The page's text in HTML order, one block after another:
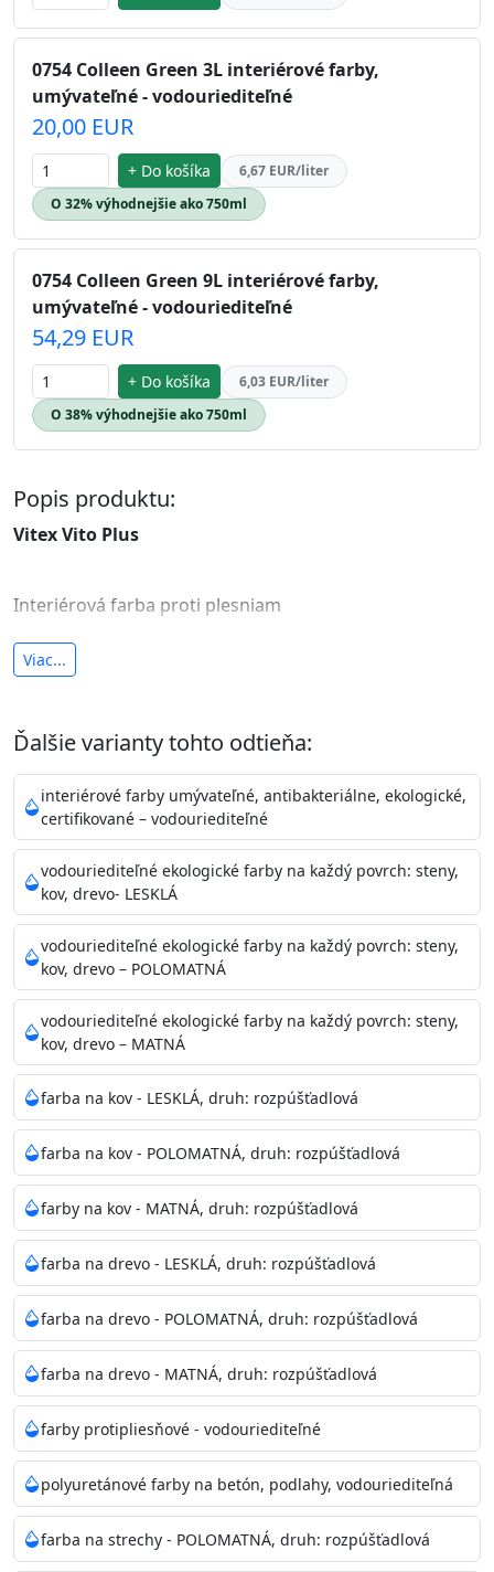
0754 Colleen Green 3L interiérové farby,
umývateľné - vodouriediteľné
20,00 EUR
+ Do košíka
6,67 EUR/liter
O 32% výhodnejšie ako 750ml
0754 Colleen Green 9L interiérové farby,
umývateľné - vodouriediteľné
54,29 EUR
+ Do košíka
6,03 EUR/liter
O 38% výhodnejšie ako 750ml
Popis produktu:
Vitex Vito Plus
Interiérová farba proti plesniam
antibakteriálna a umývateľná
Je interiérová protiplesňová farba s iónmi
Vďaka svojmu špeciálnemu zloženiu
znižuje (o 99,9%) množstvo baktérií na povrchu náteru.
Preto jevhodná na nátery priestor s
vysokými nárokmi na hygienickú čistotu ako sú
nemocnice, pôrodnice, operačné
sály, potravinárske priestory, detské izby, školy,
škôlky, telocvične, a samozrejme je
vhodná aj do bežných priestorov. Je plne umývateľná
(trieda 2 podľa EN 13300) pri
zachovaní priedušnosti vodných pár z natretých
povrchov. Má vynikajúcu kryciu schopnosť,
vysokú výdatnosť a výborný rozliv. Je možné ju tónovať v
bohatej škále odtieňov.
Odtieň: Biela + je možné tónovať podľa RAL, NCS,
Pantone
Informácie k aplikácií
Pred použitím farbu narieďte do 10% vodou podľa
spôsobu aplikácie. Dobre premiešajte a občas opakujte
aj počas náteru. Naneste jednu
vrstvu štetcom, valčekom alebo striekacou pištoľou
farba zasychá na dotyk po 30-60min./23°C po
dokonalom preschnutí minimálne 3-
4hod/23°C je možné aplikovať ďalšiu vrstvu náteru.
Doba schnutia je závislá na poveternostných
podmienkach s vyššou vlhkosťou a nižšou
teplotou sa doba schnutia predlžuje.
Viac...
Ďalšie varianty tohto odtieňa:
interiérové farby umývateľné, antibakteriálne, ekologické,
certifikované – vodouriediteľné
vodouriediteľné ekologické farby na každý povrch: steny,
kov, drevo- LESKLÁ
vodouriediteľné ekologické farby na každý povrch: steny,
kov, drevo – POLOMATNÁ
vodouriediteľné ekologické farby na každý povrch: steny,
kov, drevo – MATNÁ
farba na kov - LESKLÁ, druh: rozpúšťadlová
farba na kov - POLOMATNÁ, druh: rozpúšťadlová
farby na kov - MATNÁ, druh: rozpúšťadlová
farba na drevo - LESKLÁ, druh: rozpúšťadlová
farba na drevo - POLOMATNÁ, druh: rozpúšťadlová
farba na drevo - MATNÁ, druh: rozpúšťadlová
farby protipliesňové - vodouriediteľné
polyuretánové farby na betón, podlahy, vodouriediteľná
farba na strechy - POLOMATNÁ, druh: rozpúšťadlová